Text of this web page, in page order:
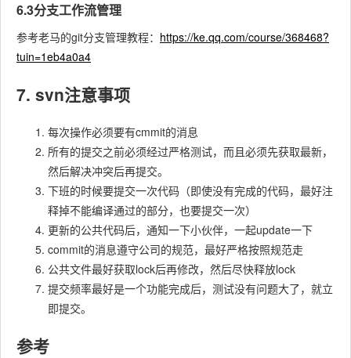
6.3分支工作流管理
参考老马的git分支管理教程： https://ke.qq.com/course/368468?
tuin=1eb4a0a4
7. svn注意事项
每次操作必须要有cmmit的消息
所有的提交之前必须经过严格测试，而且必须先获取最新，
然后解决冲突后再提交。
下班的时候要提交一次代码（即使没有完成的代码，最好注
释掉不能编译通过的部分，也要提交一次）
更新的公共代码后，通知一下小伙伴，一起update一下
commit的消息遵守公司的规范，最好严格按照规范走
公共文件最好获取lock后再修改，然后尽快释放lock
提交频率最好是一个功能完成后，测试没有问题大了，就立
即提交。
参考